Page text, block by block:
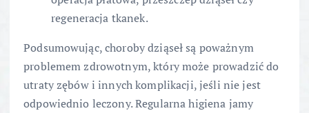
regeneracja tkanek.
Podsumowując, choroby dziąseł są poważnym
problemem zdrowotnym, który może prowadzić do
utraty zębów i innych komplikacji, jeśli nie jest
odpowiednio leczony. Regularna higiena jamy